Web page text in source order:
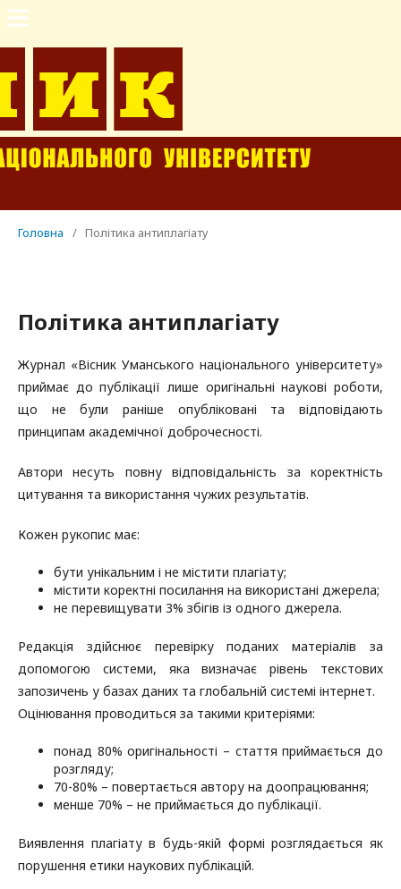
Головна / Політика антиплагіату
Політика антиплагіату
Журнал «Вісник Уманського національного університету»
приймає до публікації лише оригінальні наукові роботи,
що не були раніше опубліковані та відповідають
принципам академічної доброчесності.
Автори несуть повну відповідальність за коректність
цитування та використання чужих результатів.
Кожен рукопис має:
бути унікальним і не містити плагіату;
містити коректні посилання на використані джерела;
не перевищувати 3% збігів із одного джерела.
Редакція здійснює перевірку поданих матеріалів за
допомогою системи, яка визначає рівень текстових
запозичень у базах даних та глобальній системі інтернет.
Оцінювання проводиться за такими критеріями:
понад 80% оригінальності – стаття приймається до
розгляду;
70-80% – повертається автору на доопрацювання;
менше 70% – не приймається до публікації.
Виявлення плагіату в будь-якій формі розглядається як
порушення етики наукових публікацій.